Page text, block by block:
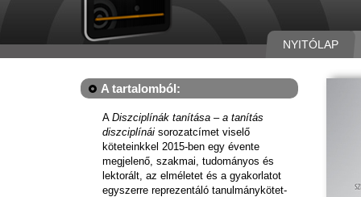
NYITÓLAP
A tartalomból:
A Diszciplínák tanítása – a tanítás
diszciplínái sorozatcímet viselő
köteteinkkel 2015-ben egy évente
megjelenő, szakmai, tudományos és
lektorált, az elméletet és a gyakorlatot
egyszerre reprezentáló tanulmánykötet-